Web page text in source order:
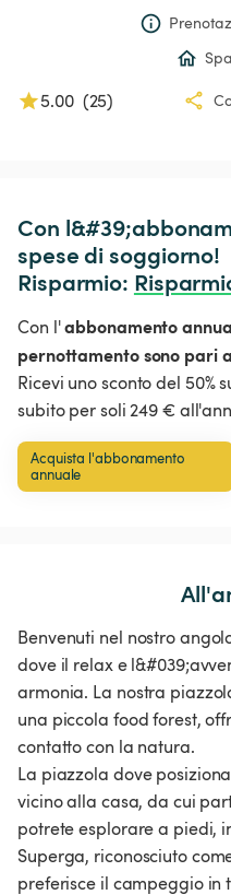
5.00 (25)
Con
spese di soggiorno!
Risparmio:
Con l'abbonamento
pernottamento sono pari
Ricevi uno sconto del 50%
subito per soli 249 €
Acquista l'abbonamento
annuale
Benvenuti nel nostro
dove il relax e
armonia. La nostra
una piccola food forest,
contatto con la natura.
La piazzola dove
vicino alla casa, da cui
potrete esplorare a piedi,
Superga, riconosciuto
preferisce il campeggio in